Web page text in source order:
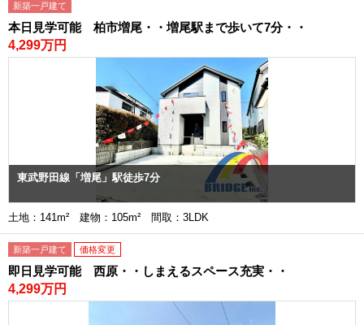
新築一戸建て
本日見学可能 柏市増尾・・増尾駅まで歩いて7分・・
4,299万円
東武野田線「増尾」駅徒歩7分
土地：141m² 建物：105m² 間取：3LDK
新築一戸建て 価格変更
即日見学可能 西原・・しまえるスペース充実・・
4,299万円